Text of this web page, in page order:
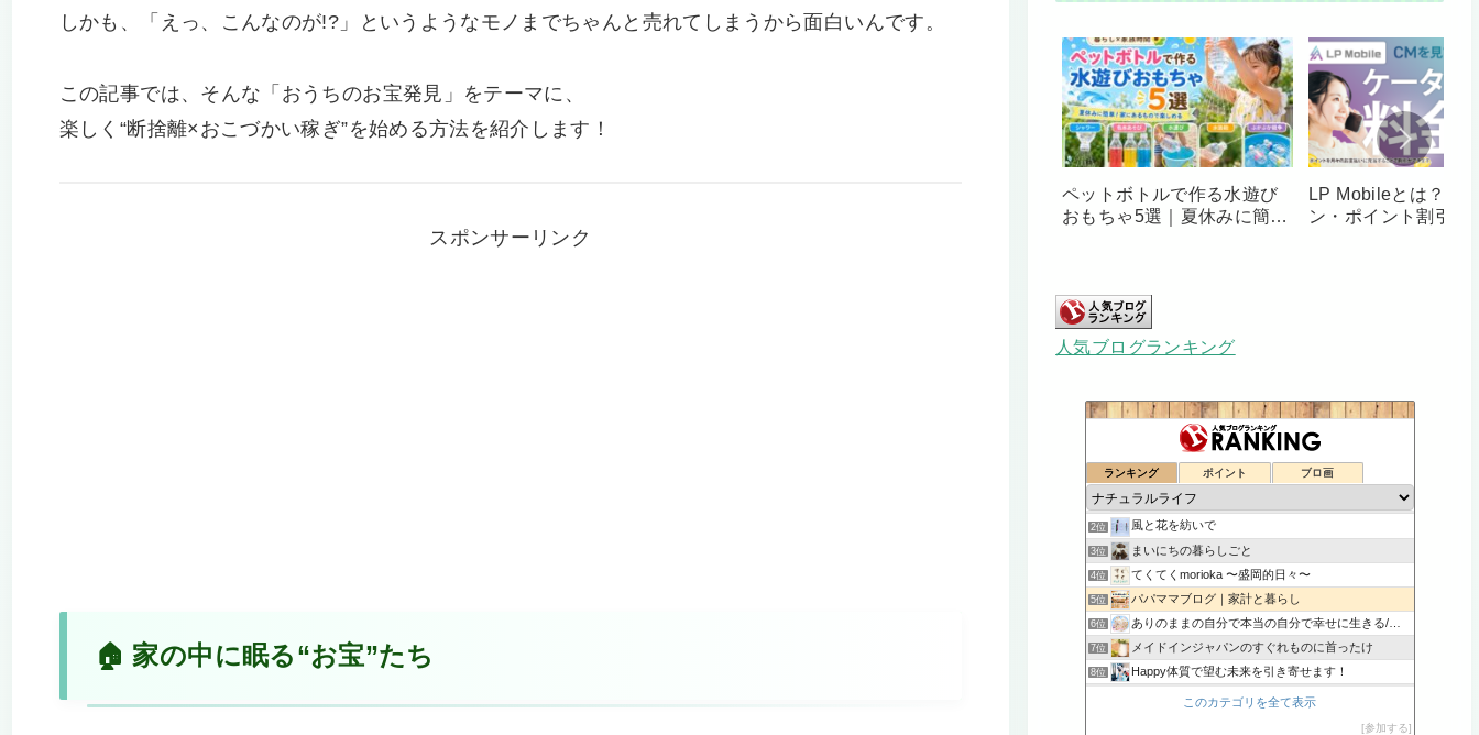
しかも、「えっ、こんなのが!?」というようなモノまでちゃんと売れてしまうから面白いんです。
この記事では、そんな「おうちのお宝発見」をテーマに、
楽しく“断捨離×おこづかい稼ぎ”を始める方法を紹介します！
スポンサーリンク
🏠 家の中に眠る“お宝”たち
ペットボトルで作る水遊び
おもちゃ5選｜夏休みに簡
LP Mobileとは？料
ン・ポイント割引・
人気ブログランキング
ランキング ポイント ブロ画
1位 FU*REN*DO （いつもナチュラルに暮らしたい）
2位 風と花を紡いで
3位 まいにちの暮らしごと
4位 てくてくmorioka 〜盛岡的日々〜
5位 パパママブログ｜家計と暮らし
6位 ありのままの自分で本当の自分で幸せに生きる/本音BLOG
7位 メイドインジャパンのすぐれものに首ったけ
8位 Happy体質で望む未来を引き寄せます！
あっぷるみんとの通院日記
【心と身体と魂つなぐ癒し】整体サロンVERITASのブログ
このカテゴリを全て表示
参加する